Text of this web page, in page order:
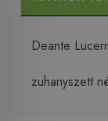
Deante
zuhanyszett